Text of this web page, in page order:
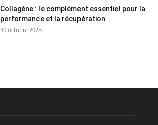
Collagène : le complément essentiel pour la
performance et la récupération
30 octobre 2025